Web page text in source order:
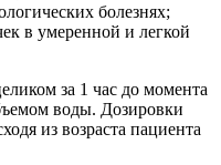
болезнях;
в умеренной и легкой
за 1 час до момента
воды. Дозировки
из возраста пациента